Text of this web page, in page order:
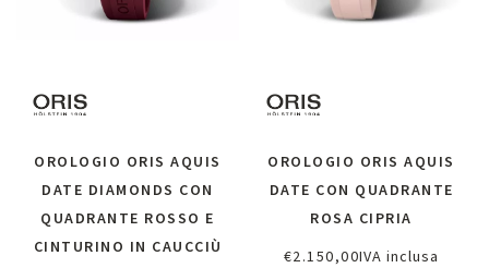
OROLOGIO ORIS AQUIS
DATE DIAMONDS CON
QUADRANTE ROSSO E
CINTURINO IN CAUCCIÙ
OROLOGIO ORIS AQUIS
DATE CON QUADRANTE
ROSA CIPRIA
€2.150,00IVA inclusa